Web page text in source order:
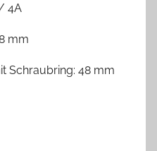
4A
mm
Schraubring: 48 mm